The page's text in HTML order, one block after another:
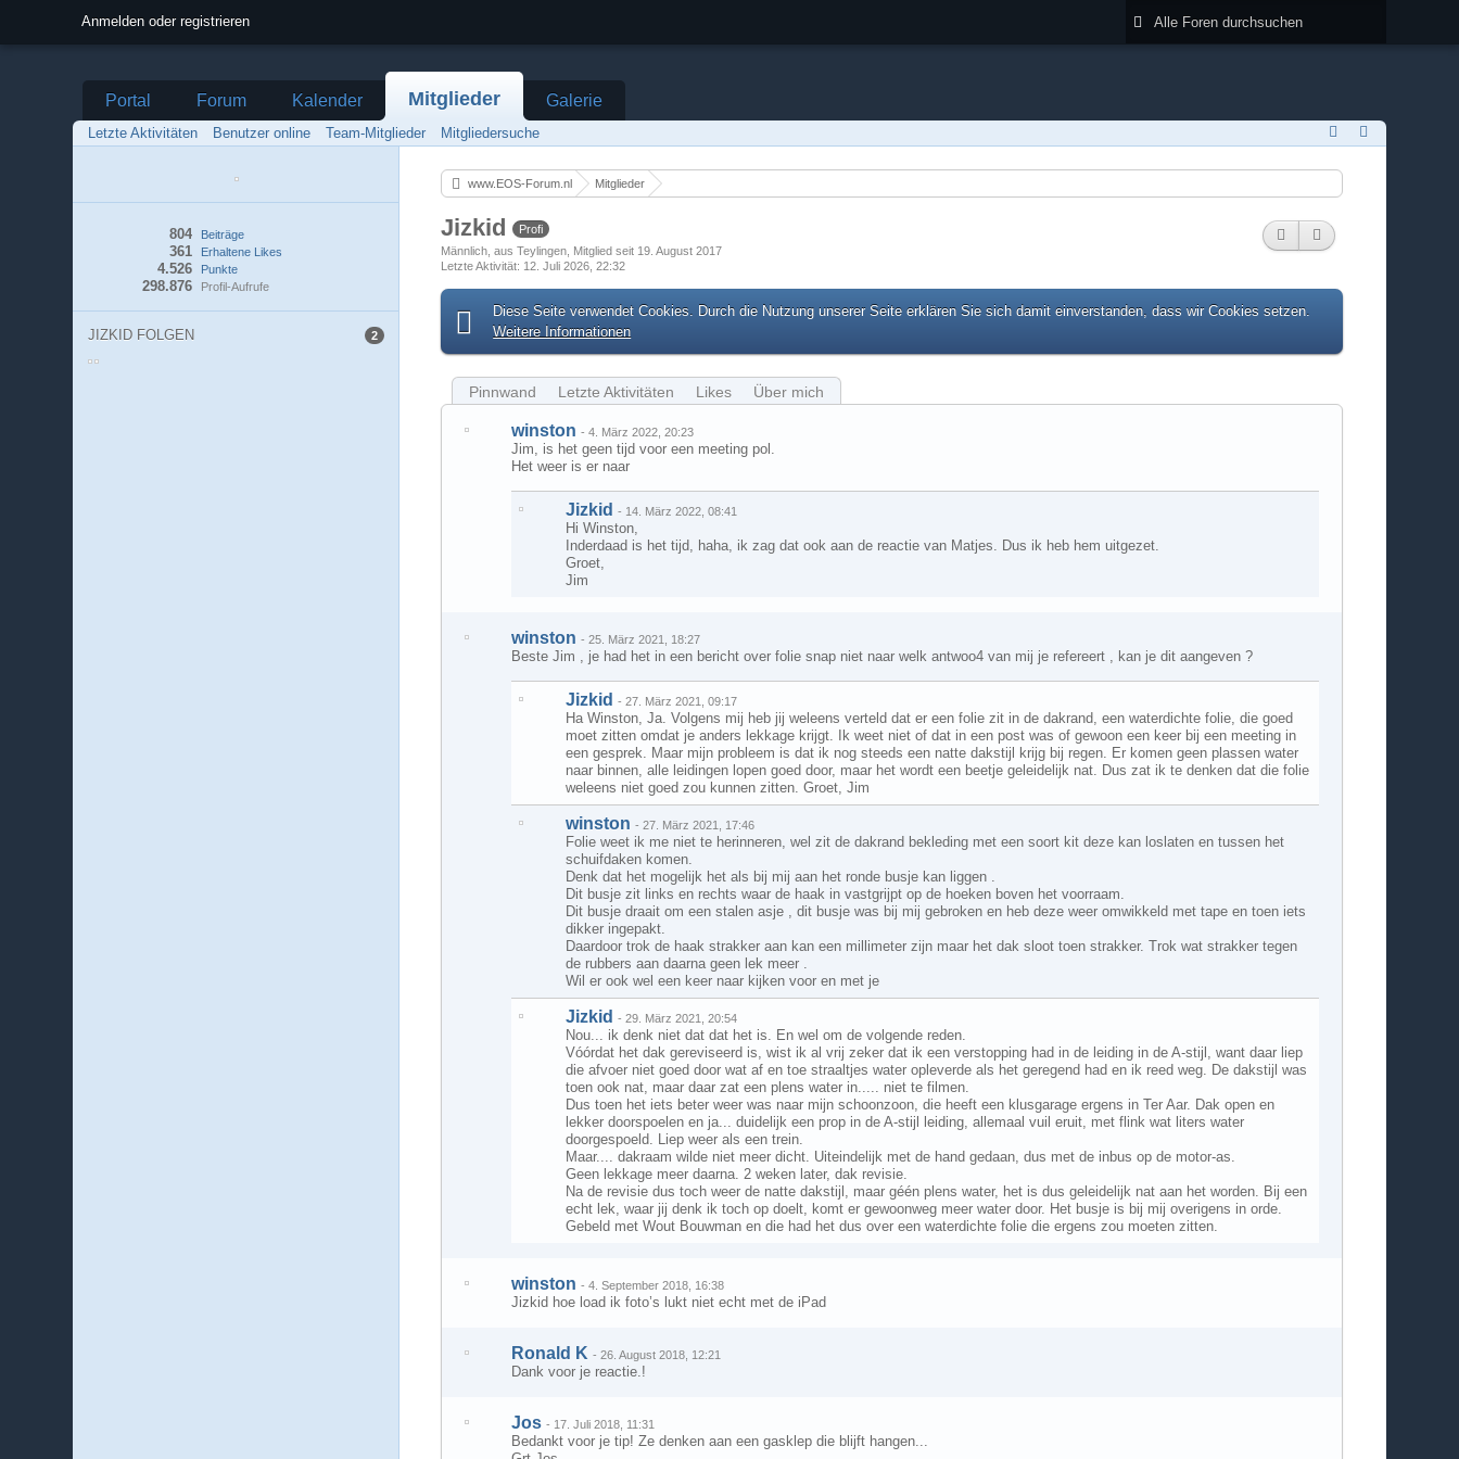
Anmelden oder registrieren
Portal Forum Kalender Mitglieder Galerie
Letzte Aktivitäten Benutzer online Team-Mitglieder Mitgliedersuche
Beiträge
804
Erhaltene Likes
361
Punkte
4.526
Profil-Aufrufe
298.876
JIZKID FOLGEN 2
www.EOS-Forum.nl Mitglieder
Jizkid Profi
Männlich aus Teylingen Mitglied seit 19. August 2017
Letzte Aktivität 12. Juli 2026, 22:32
Diese Seite verwendet Cookies. Durch die Nutzung unserer Seite erklären Sie sich damit einverstanden, dass wir Cookies setzen.
Weitere Informationen
Pinnwand Letzte Aktivitäten Likes Über mich
winston -4. März 2022, 20:23
Jim, is het geen tijd voor een meeting pol.
Het weer is er naar
Jizkid - 14. März 2022, 08:41
Hi Winston,
Inderdaad is het tijd, haha, ik zag dat ook aan de reactie van Matjes. Dus ik heb hem uitgezet.
Groet,
Jim
winston -25. März 2021, 18:27
Beste Jim , je had het in een bericht over folie snap niet naar welk antwoo4 van mij je refereert , kan je dit aangeven ?
Jizkid -27. März 2021, 09:17
Ha Winston, Ja. Volgens mij heb jij weleens verteld dat er een folie zit in de dakrand, een waterdichte folie, die goed
moet zitten omdat je anders lekkage krijgt. Ik weet niet of dat in een post was of gewoon een keer bij een meeting in
een gesprek. Maar mijn probleem is dat ik nog steeds een natte dakstijl krijg bij regen. Er komen geen plassen water
naar binnen, alle leidingen lopen goed door, maar het wordt een beetje geleidelijk nat. Dus zat ik te denken dat die folie
weleens niet goed zou kunnen zitten. Groet, Jim
winston -27. März 2021, 17:46
Folie weet ik me niet te herinneren, wel zit de dakrand bekleding met een soort kit deze kan loslaten en tussen het
schuifdaken komen.
Denk dat het mogelijk het als bij mij aan het ronde busje kan liggen .
Dit busje zit links en rechts waar de haak in vastgrijpt op de hoeken boven het voorraam.
Dit busje draait om een stalen asje , dit busje was bij mij gebroken en heb deze weer omwikkeld met tape en toen iets
dikker ingepakt.
Daardoor trok de haak strakker aan kan een millimeter zijn maar het dak sloot toen strakker. Trok wat strakker tegen
de rubbers aan daarna geen lek meer .
Wil er ook wel een keer naar kijken voor en met je
Jizkid -29. März 2021, 20:54
Nou... ik denk niet dat dat het is. En wel om de volgende reden.
Vóórdat het dak gereviseerd is, wist ik al vrij zeker dat ik een verstopping had in de leiding in de A-stijl, want daar liep
die afvoer niet goed door wat af en toe straaltjes water opleverde als het geregend had en ik reed weg. De dakstijl was
toen ook nat, maar daar zat een plens water in..... niet te filmen.
Dus toen het iets beter weer was naar mijn schoonzoon, die heeft een klusgarage ergens in Ter Aar. Dak open en
lekker doorspoelen en ja... duidelijk een prop in de A-stijl leiding, allemaal vuil eruit, met flink wat liters water
doorgespoeld. Liep weer als een trein.
Maar.... dakraam wilde niet meer dicht. Uiteindelijk met de hand gedaan, dus met de inbus op de motor-as.
Geen lekkage meer daarna. 2 weken later, dak revisie.
Na de revisie dus toch weer de natte dakstijl, maar géén plens water, het is dus geleidelijk nat aan het worden. Bij een
echt lek, waar jij denk ik toch op doelt, komt er gewoonweg meer water door. Het busje is bij mij overigens in orde.
Gebeld met Wout Bouwman en die had het dus over een waterdichte folie die ergens zou moeten zitten.
winston -4. September 2018, 16:38
Jizkid hoe load ik foto’s lukt niet echt met de iPad
Ronald K -26. August 2018, 12:21
Dank voor je reactie.!
Jos - 17. Juli 2018, 11:31
Bedankt voor je tip! Ze denken aan een gasklep die blijft hangen...